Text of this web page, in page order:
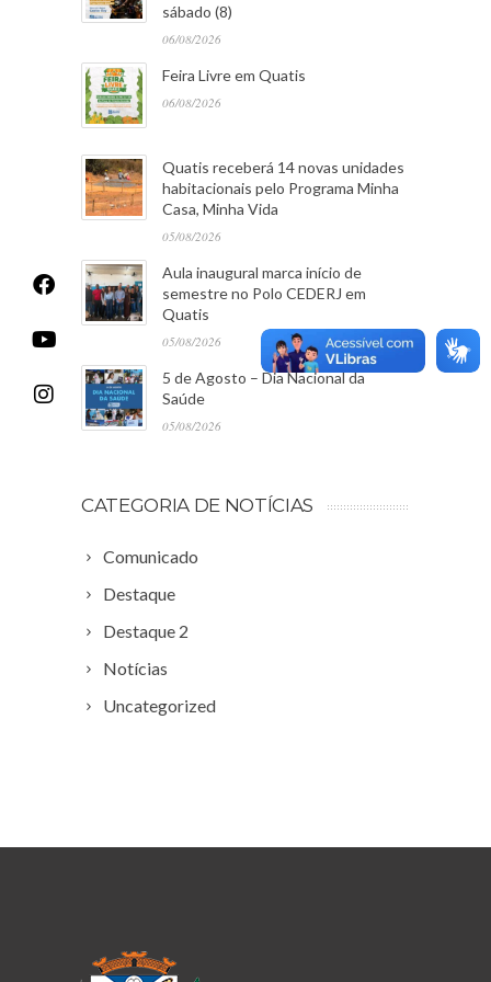
sábado (8)
06/08/2026
Feira Livre em Quatis
06/08/2026
Quatis receberá 14 novas unidades
habitacionais pelo Programa Minha
Casa, Minha Vida
05/08/2026
Aula inaugural marca início de
semestre no Polo CEDERJ em
Quatis
05/08/2026
5 de Agosto – Dia Nacional da
Saúde
05/08/2026
CATEGORIA DE NOTÍCIAS
Comunicado
Destaque
Destaque 2
Notícias
Uncategorized